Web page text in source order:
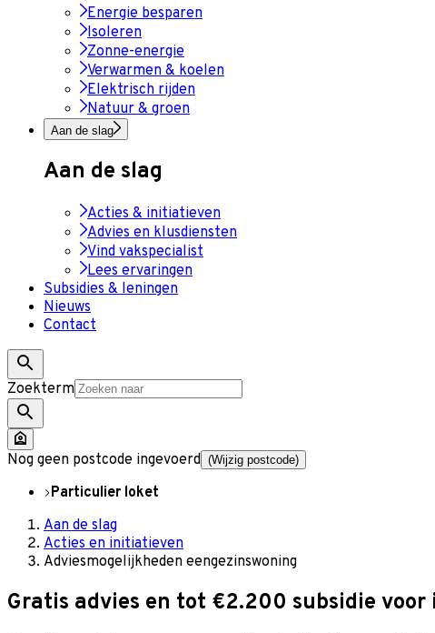
Energie besparen
Isoleren
Zonne-energie
Verwarmen & koelen
Elektrisch rijden
Natuur & groen
Aan de slag
Aan de slag
Acties & initiatieven
Advies en klusdiensten
Vind vakspecialist
Lees ervaringen
Subsidies & leningen
Nieuws
Contact
Zoekterm
Nog geen postcode ingevoerd (Wijzig postcode)
Particulier loket
Aan de slag
Acties en initiatieven
Adviesmogelijkheden eengezinswoning
Gratis advies en tot €2.200 subsidie voor